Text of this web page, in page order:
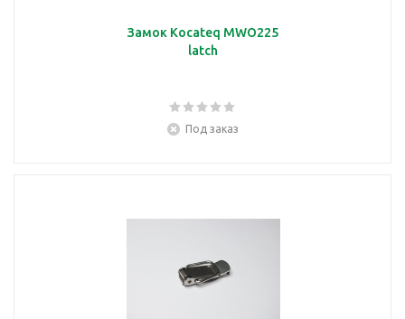
Замок Kocateq MWO225
latch
Под заказ